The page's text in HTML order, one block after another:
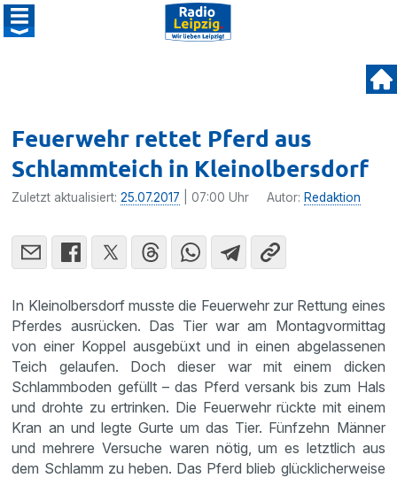
Feuerwehr rettet Pferd aus
Schlammteich in Kleinolbersdorf
Zuletzt aktualisiert:25.07.2017 | 07:00 Uhr Autor: Redaktion
In Kleinol­bers­dorf musste die Feuer­wehr zur Rettung eines
Pferdes ausrü­cken. Das Tier war am Montag­vor­mittag
von einer Koppel ausge­büxt und in einen abgelas­senen
Teich gelaufen. Doch dieser war mit einem dicken
Schlamm­boden gefüllt – das Pferd versank bis zum Hals
und drohte zu ertrinken. Die Feuer­wehr rückte mit einem
Kran an und legte Gurte um das Tier. Fünfzehn Männer
und mehrere Versuche waren nötig, um es letzt­lich aus
dem Schlamm zu heben. Das Pferd blieb glück­li­cher­weise